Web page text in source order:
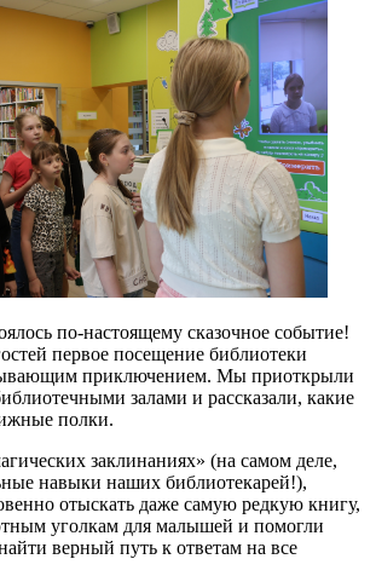
по-настоящему сказочное событие!
первое посещение библиотеки
приключением. Мы приоткрыли
залами и рассказали, какие
полки.
заклинаниях» (на самом деле,
навыки наших библиотекарей!),
отыскать даже самую редкую книгу,
уголкам для малышей и помогли
верный путь к ответам на все